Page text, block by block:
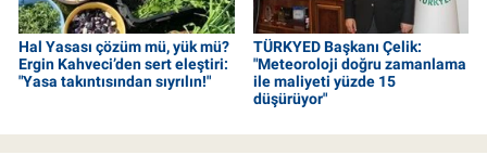
Hal Yasası çözüm mü, yük mü?
Ergin Kahveci’den sert eleştiri:
"Yasa takıntısından sıyrılın!"
TÜRKYED Başkanı Çelik:
"Meteoroloji doğru zamanlama
ile maliyeti yüzde 15
düşürüyor"